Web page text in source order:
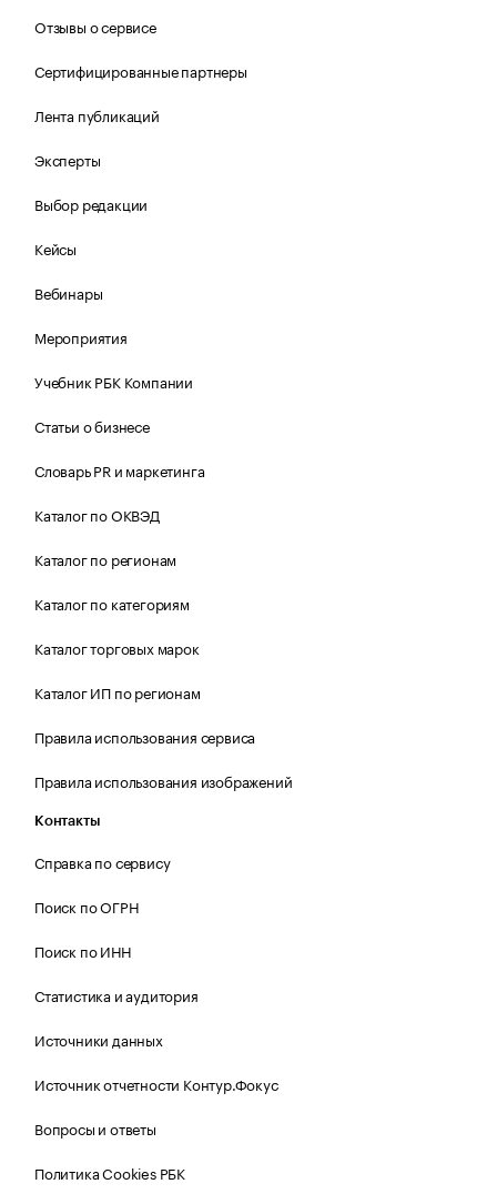
Отзывы о сервисе
Сертифицированные партнеры
Лента публикаций
Эксперты
Выбор редакции
Кейсы
Вебинары
Мероприятия
Учебник РБК Компании
Статьи о бизнесе
Словарь PR и маркетинга
Каталог по ОКВЭД
Каталог по регионам
Каталог по категориям
Каталог торговых марок
Каталог ИП по регионам
Правила использования сервиса
Правила использования изображений
Контакты
Справка по сервису
Поиск по ОГРН
Поиск по ИНН
Статистика и аудитория
Источники данных
Источник отчетности Контур.Фокус
Вопросы и ответы
Политика Cookies РБК